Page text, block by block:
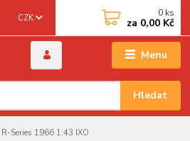
Menu
CZK
Hledat
0 ks
za 0,00 Kč
Series 1966 1:43 IXO